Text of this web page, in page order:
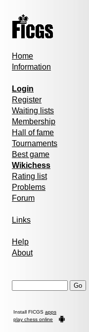
Home
Information
Login
Register
Waiting lists
Membership
Hall of fame
Tournaments
Best game
Wikichess
Rating list
Problems
Forum
Links
Help
About
Install FICGS apps
play chess online